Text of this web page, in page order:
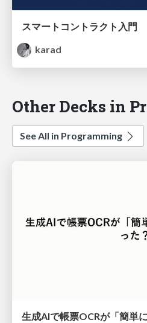
スマートコントラクト入門
karad
Other Decks in
See All in Programming